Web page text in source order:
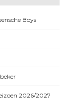
Boys
2026/2027